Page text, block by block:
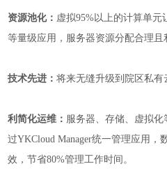
资源池化： 虚拟95%以上的计算单元
等量级应用，服务器资源分配合理且
技术先进：将来无缝升级到院区私有
利简化运维： 服务器、存储、虚拟
过YKCloud Manager统一管理应用，
效，节省80%管理工作时间。